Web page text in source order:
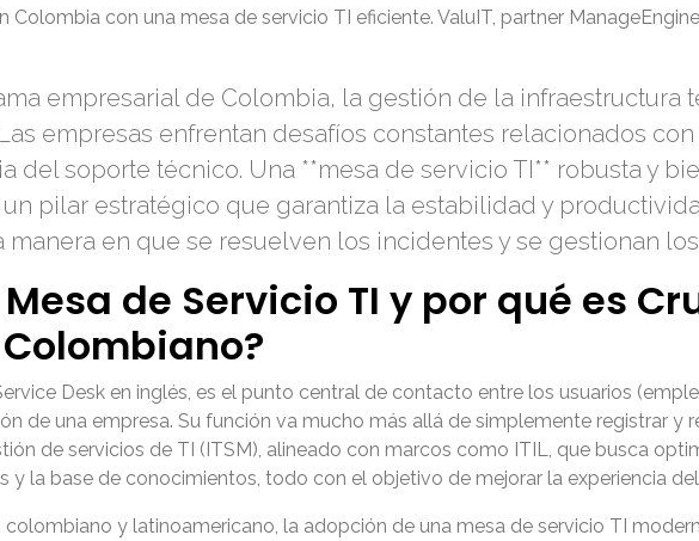
Colombia con una mesa de servicio TI eficiente. ValuIT, partner
empresarial de Colombia, la gestión de la infraestructura
empresas enfrentan desafíos constantes relacionados
del soporte técnico. Una **mesa de servicio TI** robusta y
pilar estratégico que garantiza la estabilidad y
manera en que se resuelven los incidentes y se gestionan
de Servicio TI y por qué es
Desk en inglés, es el punto central de contacto entre los usuarios
de una empresa. Su función va mucho más allá de simplemente registrar y
de servicios de TI (ITSM), alineado con marcos como ITIL, que busca
y la base de conocimientos, todo con el objetivo de mejorar la experiencia
y latinoamericano, la adopción de una mesa de servicio TI